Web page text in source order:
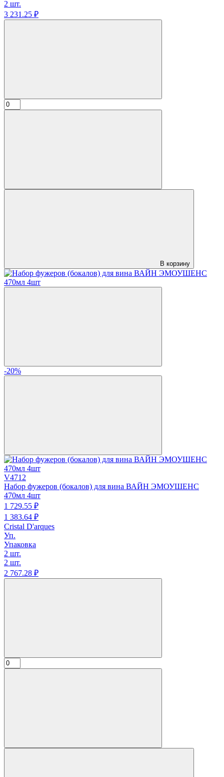
2 шт.
3 231.25 ₽
В корзину
-20%
V4712
Набор фужеров (бокалов) для вина ВАЙН ЭМОУШЕНС
470мл 4шт
1 729.55 ₽
1 383.64 ₽
Cristal D'arques
Уп.
Упаковка
2 шт.
2 шт.
2 767.28 ₽